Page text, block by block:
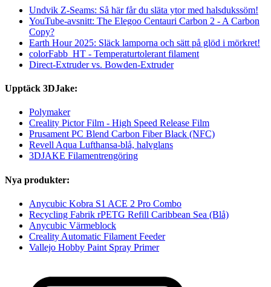
Undvik Z-Seams: Så här får du släta ytor med halsdukssöm!
YouTube-avsnitt: The Elegoo Centauri Carbon 2 - A Carbon
Copy?
Earth Hour 2025: Släck lamporna och sätt på glöd i mörkret!
colorFabb_HT - Temperaturtolerant filament
Direct-Extruder vs. Bowden-Extruder
Upptäck 3DJake:
Polymaker
Creality Pictor Film - High Speed Release Film
Prusament PC Blend Carbon Fiber Black (NFC)
Revell Aqua Lufthansa-blå, halvglans
3DJAKE Filamentrengöring
Nya produkter:
Anycubic Kobra S1 ACE 2 Pro Combo
Recycling Fabrik rPETG Refill Caribbean Sea (Blå)
Anycubic Värmeblock
Creality Automatic Filament Feeder
Vallejo Hobby Paint Spray Primer